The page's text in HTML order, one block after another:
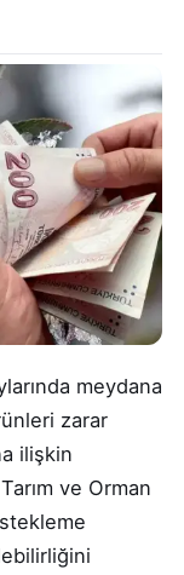
meydana
zarar
ilişkin
ve Orman